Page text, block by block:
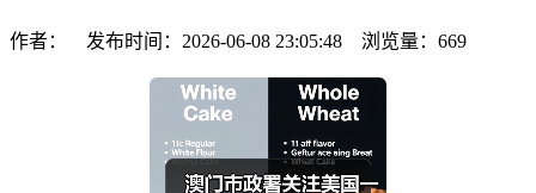
作者： 发布时间：2026-06-08 23:05:48 浏览量： 669